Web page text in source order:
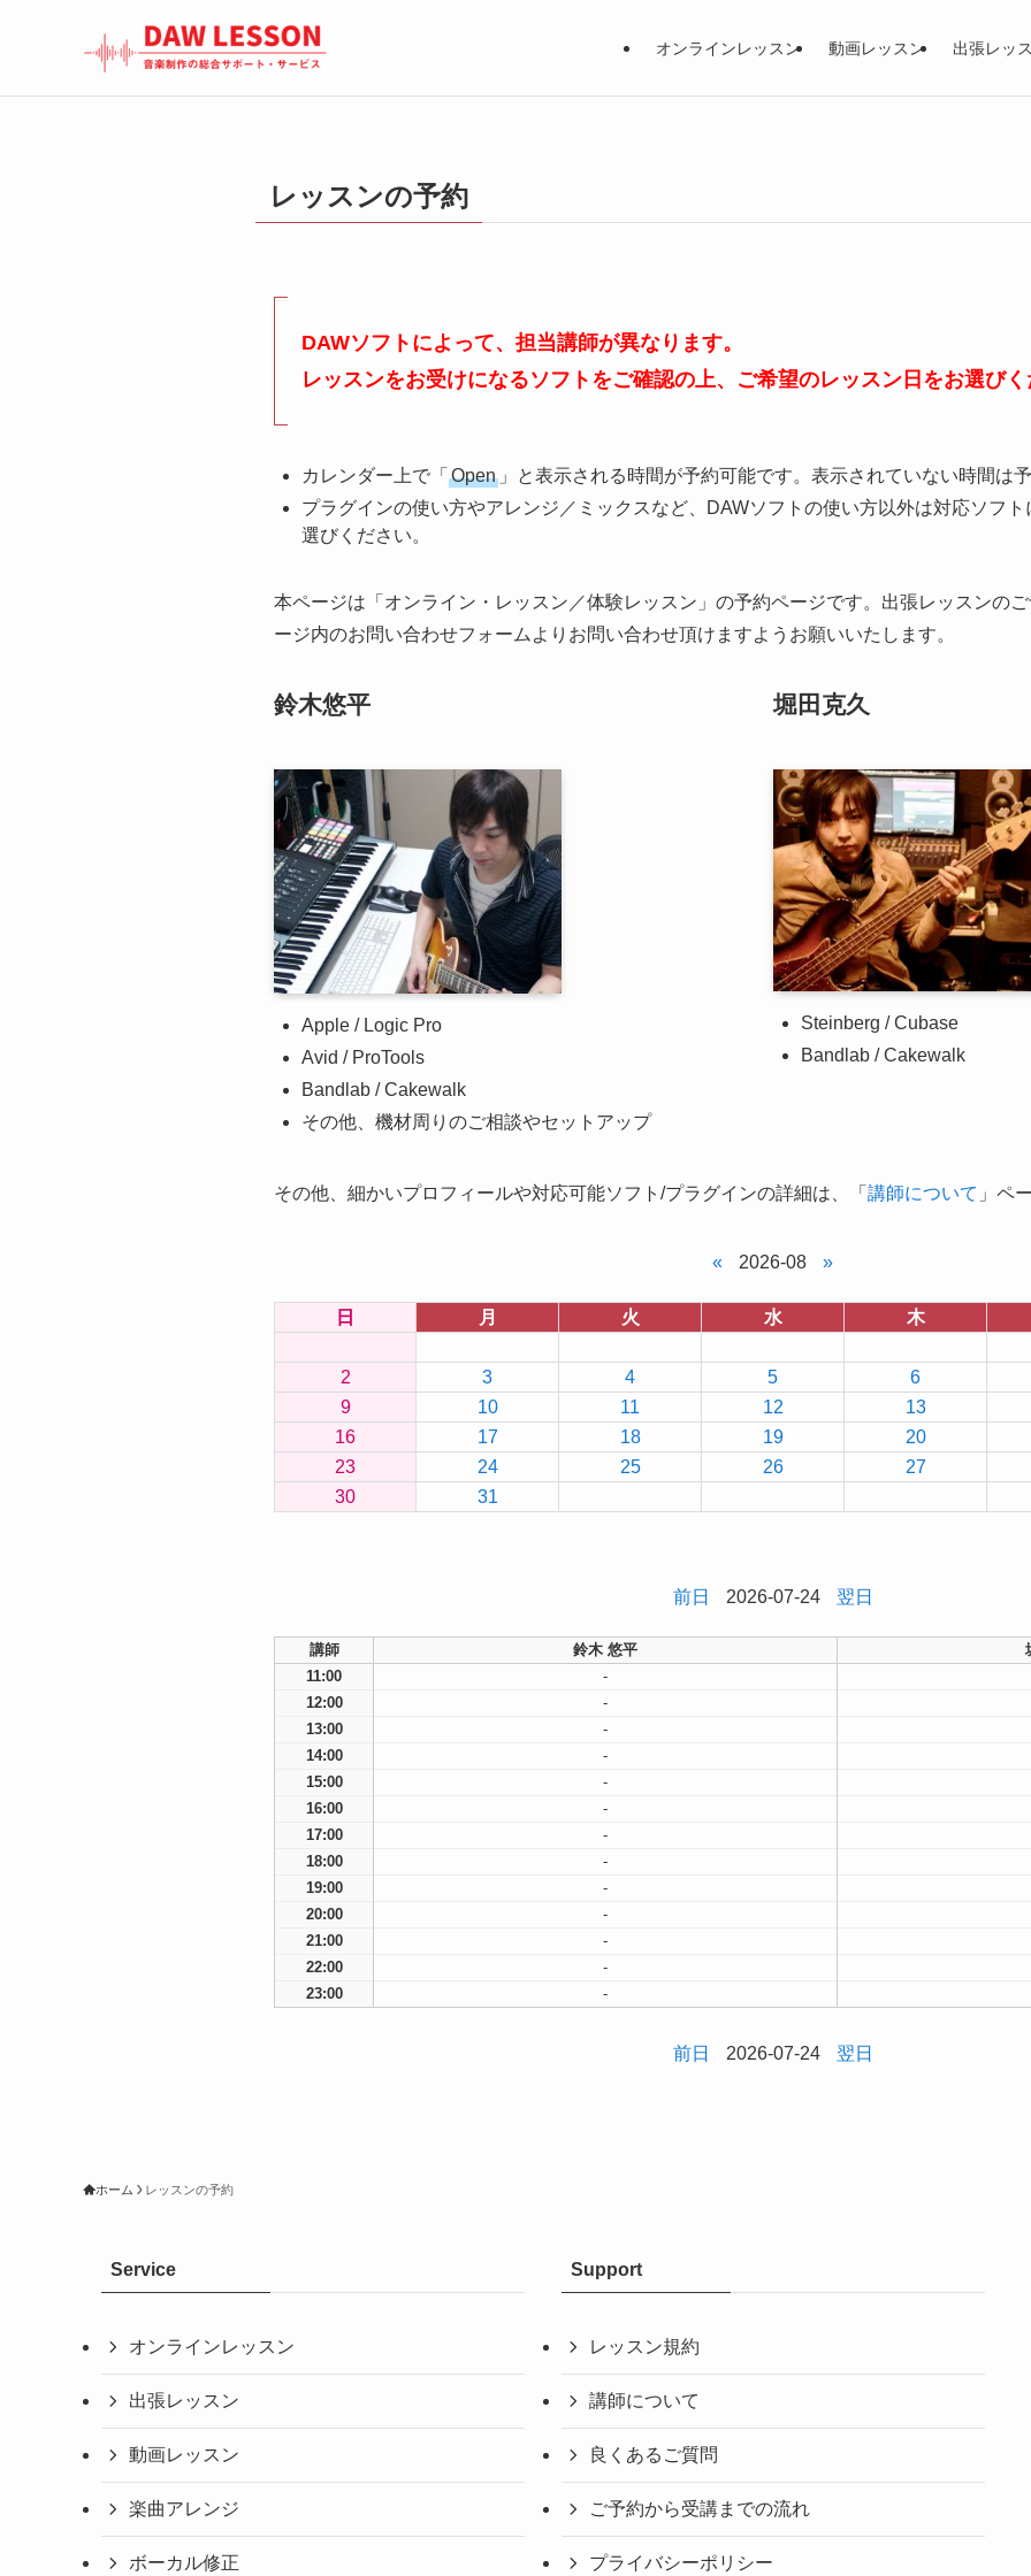
オンラインレッスン 動画レッスン 出張レッ
レッスンの予約
DAWソフトによって、担当講師が異なります。
レッスンをお受けになるソフトをご確認の上、ご希望のレッスン日をお選びく
カレンダー上で「 Open 」と表示される時間が予約可能です。表示されていない時間は
プラグインの使い方やアレンジ／ミックスなど、DAWソフトの使い方以外は対応ソフ
選びください。
本ページは「オンライン・レッスン／体験レッスン」の予約ページです。出張レッスンのご
ージ内のお問い合わせフォームよりお問い合わせ頂けますようお願いいたします。
鈴木悠平
Apple / Logic Pro
Avid / ProTools
Bandlab / Cakewalk
その他、機材周りのご相談やセットアップ
堀田克久
Steinberg / Cubase
Bandlab / Cakewalk
その他、細かいプロフィールや対応可能ソフト/プラグインの詳細は、「 講師について 」ペ
« 2026-08 »
日 月 火 水 木
2
3 4 5 6
9
10 11 12 13
16
17 18 19 20
23
24 25 26 27
30
31
前日 2026-07-24 翌日
講師 鈴木 悠平
11:00
-
12:00
-
13:00
-
14:00
-
15:00
-
16:00
-
17:00
-
18:00
-
19:00
-
20:00
-
21:00
-
22:00
-
23:00
-
前日 2026-07-24 翌日
ホーム レッスンの予約
Service
オンラインレッスン
出張レッスン
動画レッスン
楽曲アレンジ
ボーカル修正
Support
レッスン規約
講師について
良くあるご質問
ご予約から受講までの流れ
プライバシーポリシー